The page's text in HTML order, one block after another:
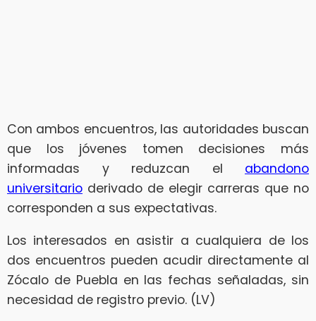
Con ambos encuentros, las autoridades buscan
que los jóvenes tomen decisiones más
informadas y reduzcan el abandono
universitario derivado de elegir carreras que no
corresponden a sus expectativas.
Los interesados en asistir a cualquiera de los
dos encuentros pueden acudir directamente al
Zócalo de Puebla en las fechas señaladas, sin
necesidad de registro previo. (LV)